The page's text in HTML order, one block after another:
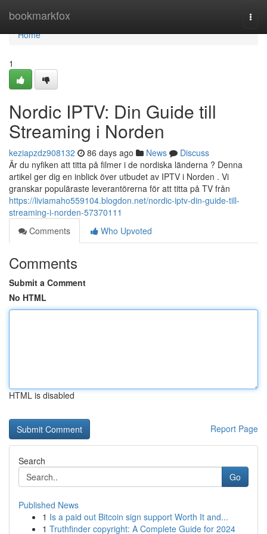
bookmarkfox
Home
Home
1
Nordic IPTV: Din Guide till
Streaming i Norden
keziapzdz908132 86 days ago News
Discuss
Är du nyfiken att titta på filmer i de nordiska länderna ? Denna
artikel ger dig en inblick över utbudet av IPTV i Norden . Vi
granskar populäraste leverantörerna för att titta på TV från
https://liviamaho559104.blogdon.net/nordic-iptv-din-guide-till-
streaming-i-norden-57370111
Comments
Who Upvoted
Comments
Submit a Comment
No HTML
HTML is disabled
Report Page
Search
Go
Published News
1 Is a paid out Bitcoin sign support Worth It and...
1 Truthfinder copyright: A Complete Guide for 2024